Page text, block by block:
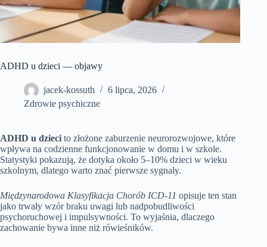
ADHD u dzieci — objawy
jacek-kossuth
6 lipca, 2026
Zdrowie psychiczne
ADHD u dzieci to złożone zaburzenie neurorozwojowe, które
wpływa na codzienne funkcjonowanie w domu i w szkole.
Statystyki pokazują, że dotyka około 5–10% dzieci w wieku
szkolnym, dlatego warto znać pierwsze sygnały.
Międzynarodowa Klasyfikacja Chorób ICD-11 opisuje ten stan
jako trwały wzór braku uwagi lub nadpobudliwości
psychoruchowej i impulsywności. To wyjaśnia, dlaczego
zachowanie bywa inne niż rówieśników.